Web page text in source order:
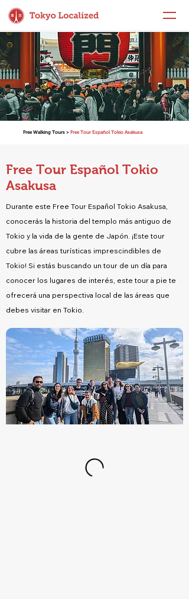
Free Walking Tours > Free Tour Español Tokio Asakusa
Free Tour Español Tokio
Asakusa
Durante este Free Tour Español Tokio Asakusa,
conocerás la historia del templo más antiguo de
Tokio y la vida de la gente de Japón. ¡Este tour
cubre las áreas turísticas imprescindibles de
Tokio! Si estás buscando un tour de un día para
conocer los lugares de interés, este tour a pie te
ofrecerá una perspectiva local de las áreas que
debes visitar en Tokio.